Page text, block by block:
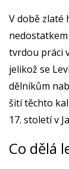
V době zlaté
tvrdou práci
jelikož se
dělníkům
šití těchto
17. století v
Co dělá